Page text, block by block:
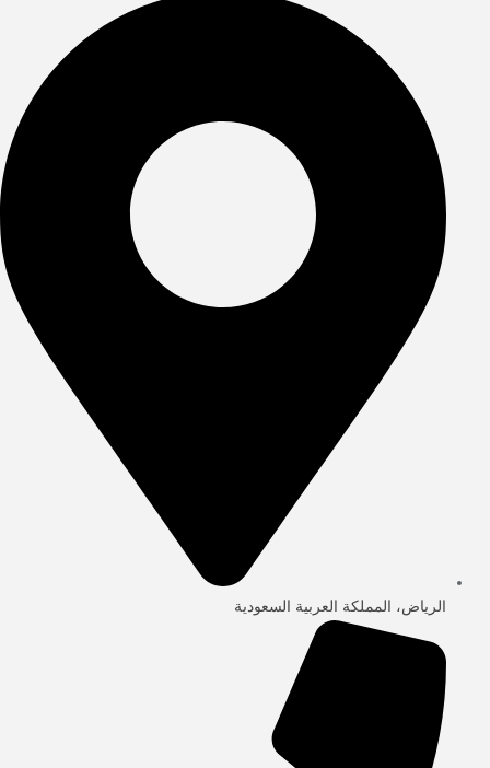
الرياض، المملكة العربية السعودية